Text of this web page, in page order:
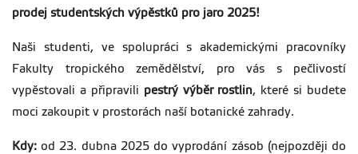
prodej studentských výpěstků pro jaro 2025!
Naši studenti, ve spolupráci s akademickými pracovníky
Fakulty tropického zemědělství, pro vás s pečlivostí
vypěstovali a připravili pestrý výběr rostlin, které si budete
moci zakoupit v prostorách naší botanické zahrady.
Kdy: od 23. dubna 2025 do vyprodání zásob (nejpozději do